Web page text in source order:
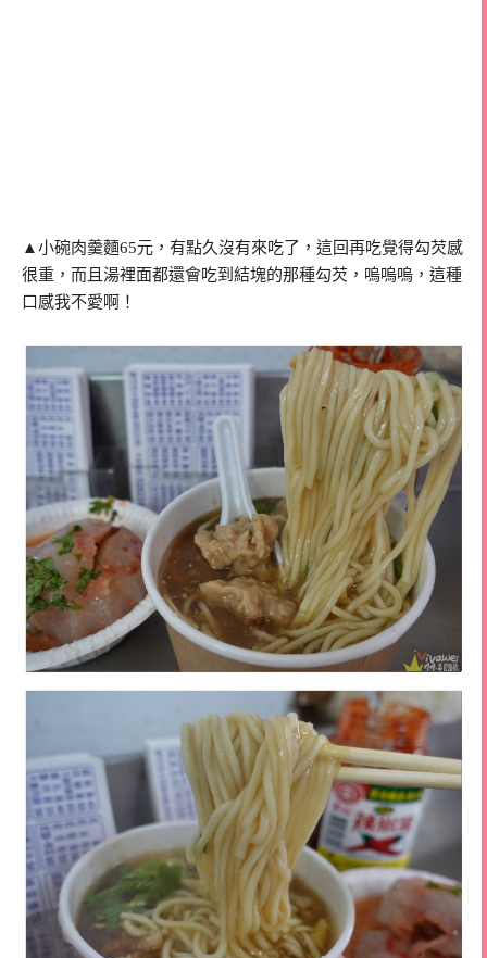
▲小碗肉羹麵65元，有點久沒有來吃了，這回再吃覺得勾芡感
很重，而且湯裡面都還會吃到結塊的那種勾芡，嗚嗚嗚，這種
口感我不愛啊！